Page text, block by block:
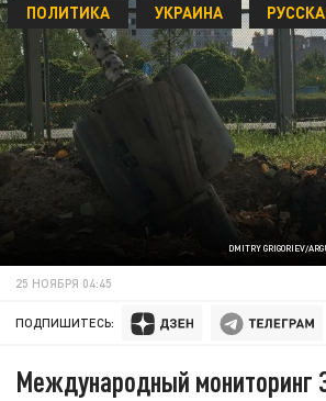
DMITRY GRIGORIEV/
ПОЛИТИКА УКРАИНА
25 НОЯБРЯ 04:45
ПОДПИШИТЕСЬ:
Международный мониторинг